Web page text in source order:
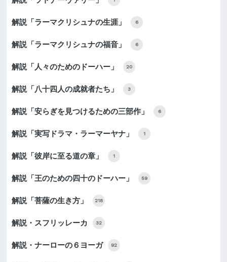
解説「ラーマクリシュナの生涯」 6
解説「ラーマクリシュナの福音」 6
解説「人々のためのドーハー」 20
解説「八十四人の成就者たち」 3
解説「安らぎを見つけるための三部作」 6
解説「実写ドラマ・ラーマーヤナ」 1
解説「彼岸に至る道の章」 1
解説「王のための四十のドーハー」 59
解説「菩薩の生き方」 218
解説・スフリッレーカ 32
解説・ナーローの６ヨーガ 92